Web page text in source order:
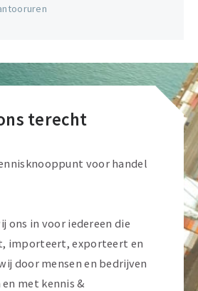
terecht
voor handel
ons in voor iedereen die
importeert, exporteert en
door mensen en bedrijven
met kennis &